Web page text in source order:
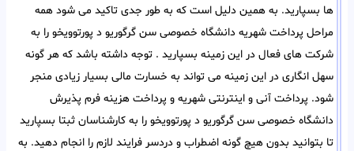
ها بسپارید. به همین دلیل است که به طور جدی تاکید می شود همه
مراحل پرداخت شهریه دانشگاه خصوصی سن گرگوریو د پورتوویخو را به
شرکت های فعال در این زمینه بسپارید . توجه داشته باشد که هر گونه
سهل انگاری در این زمینه می تواند به خسارت مالی بسیار زیادی منجر
شود. پرداخت آنی و اینترنتی شهریه و پرداخت هزینه فرم پذیرش
دانشگاه خصوصی سن گرگوریو د پورتوویخو را به کارشناسان ثبتا بسپارید
تا بتوانید بدون هیچ گونه اضطراب و دردسر فرایند لازم را انجام دهید. به